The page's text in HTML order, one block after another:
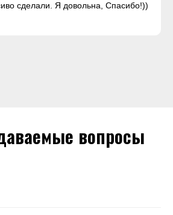
сделали. Я довольна, Спасибо!))
вопросы